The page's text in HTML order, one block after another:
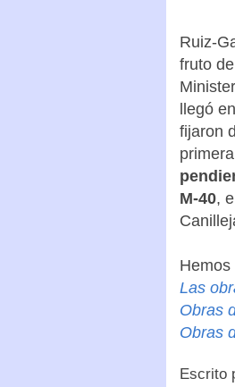
Ruiz-
fruto
llegó
fijaron
M-40,
Las
Obras
Obras
Escrito